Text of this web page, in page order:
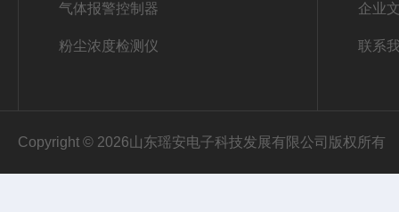
气体报警控制器
粉尘浓度检测仪
企业
联系
Copyright © 2026山东瑶安电子科技发展有限公司版权所有